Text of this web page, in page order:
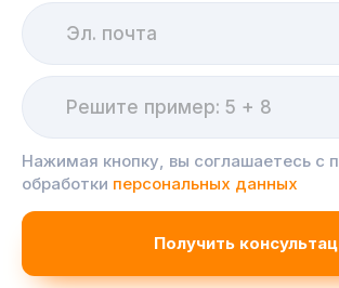
Нажимая кнопку, вы соглашаетесь с
обработки персональных данных